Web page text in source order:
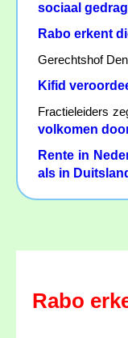
sociaal gedrag
Rabo erkent
Gerechtshof
Kifid
Fractieleiders
volkomen
Rente in
als in
Rabo